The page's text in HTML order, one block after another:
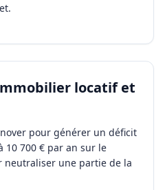
locatif et
pour générer un déficit
700 € par an sur le
neutraliser une partie de la